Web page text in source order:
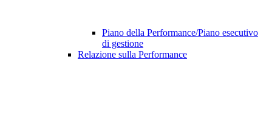
Piano della Performance/Piano esecutivo
di gestione
Relazione sulla Performance